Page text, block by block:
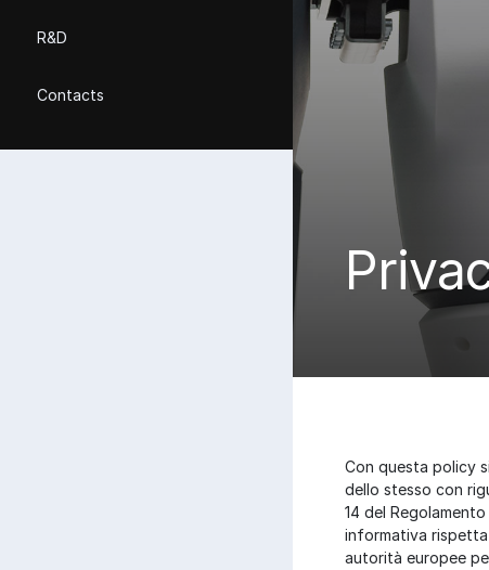
R&D
Contacts
Con questa policy
dello stesso con
14 del
informativa rispetta
autorità europee